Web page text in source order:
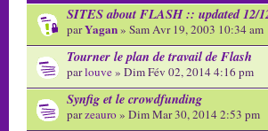
SITES about FLASH :: updated 12/
parYagan» Sam Avr 19, 2003 10:34 am
Tourner le plan de travail de Flash
parlouve» Dim Fév 02, 2014 4:16 pm
Synfig et le crowdfunding
parzeauro» Dim Mar 30, 2014 2:53 pm